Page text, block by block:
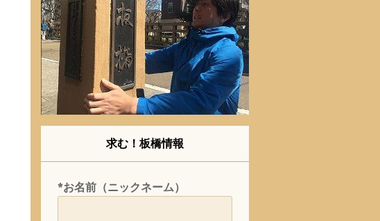
求む！板橋情報
*お名前（ニックネーム）